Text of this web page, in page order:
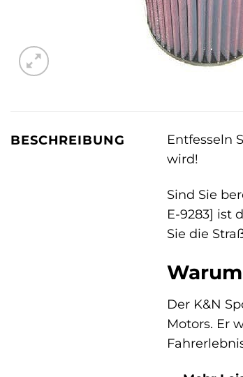
BESCHREIBUNG
Entfesseln
wird!
Sind Sie
E-9283] ist
Sie die
Der K&N
Motors. Er